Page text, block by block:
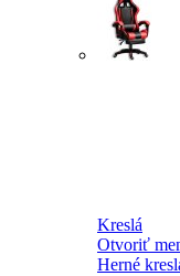
Kreslá
Otvoriť
Herné